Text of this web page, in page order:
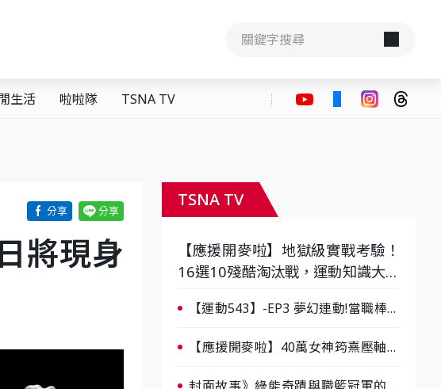
生活 啦啦隊 TSNA TV
將現身
TSNA TV
【應援開麥啦】地獄級實戰考驗！
16選10殘酷淘汰戰，運動知識大會
【運動543】-EP3 夢幻連動!當職棒傳
【應援開麥啦】40萬女神筠熹壓軸！
比一個會-ep2